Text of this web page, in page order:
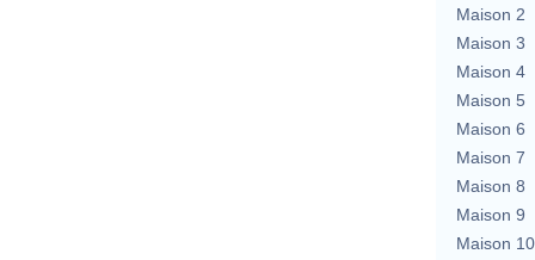
Maison 2
Maison 3
Maison 4
Maison 5
Maison 6
Maison 7
Maison 8
Maison 9
Maison 10